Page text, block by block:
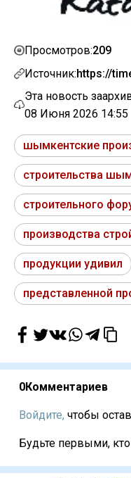
Просмотров:209
Источник:https://
Эта новость
08 Июня 2026 14:55
шымкентские
строительства
строительного
производства
продукции удивил
представленной
0Комментариев
Войдите, чтобы
Будьте первыми,